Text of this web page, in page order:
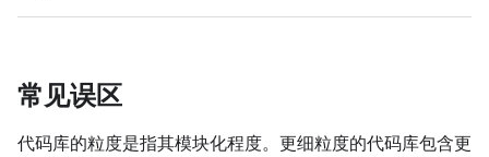
常见误区
代码库的粒度是指其模块化程度。更细粒度的代码库包含更